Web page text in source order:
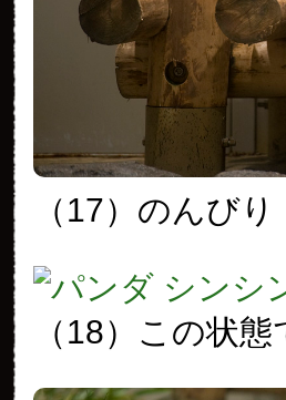
（17）のんびり
（18）この状